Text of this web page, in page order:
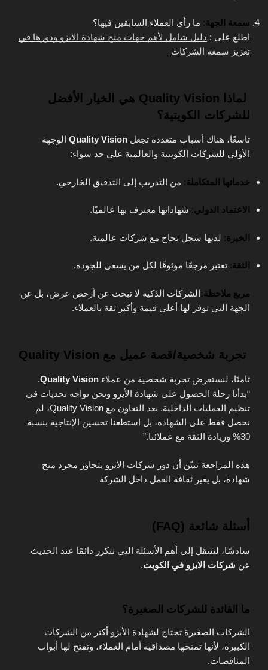
سمعة الجهة: ما رأي العملاء السابقين فيها؟
اطلع على : دليل شامل لأهم جهات منح شهادة الايزو ودورها في
تعزيز سمعة الشركات
لماذا Quality Vision هي الخيار الأفضل
للشركات الكويتية؟
تاسعًا، هناك أسباب متعددة تجعل Quality Vision الوجهة
الأولى للشركات الكويتية والعالمية على حد سواء:
خدماتها المتكاملة: من التدريب إلى التدقيق الخارجي.
الاعتماد الدولي: شهاداتها معترف بها عالميًا.
الخبرة: لديها سجل نجاح مع شركات عالمية.
الثقة: تعتبر مرجعًا موثوقًا لكل من يسعى للجودة.
مربع ملاحظة:الشركات الذكية لا تبحث عن أرخص عرض، بل عن
الجهة التي توفر لها أعلى قيمة وأكبر ثقة بالعملاء.
تجربة شخصية/قصة عميل مع Quality Vision
ثامنًا، لنستعرض تجربة شخصية من عملاء Quality Vision
.
“بدأنا رحلة الحصول على شهادة الأيزو ونحن نواجه تحديات في
تنظيم العمليات الداخلية. بعد التعاون مع Quality Vision، لم
نحصل فقط على الشهادة، بل استطعنا تحسين الإنتاجية بنسبة
30% وزيادة الثقة مع عملائنا.”
هذه المراجعة تبيّن أن دور شركات الأيزو يتجاوز مجرد منح
شهادة، بل يغير ثقافة العمل داخل الشركة
أسئلة شائعة (FAQ)
سادسًا، لننتقل إلى أهم الأسئلة التي تتكرر دائمًا عند الحديث
عن شركات الايزو في الكويت.
ما الفائدة للشركات الصغيرة؟
الشركات الصغيرة تحتاج لشهادة الأيزو أكثر من الشركات
الكبيرة، لأنها تمنحها مصداقية أمام العملاء، وتفتح لها أبواب
المناقصات.